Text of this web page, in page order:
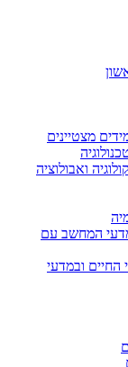
מצטיינים
ואבולוציה
המחשב עם
החיים ובמדעי